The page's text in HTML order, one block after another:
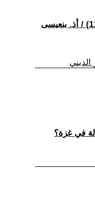
(39) في الدين والقيم والإنسان.. (118) / أذ. بنعيسى
الديني